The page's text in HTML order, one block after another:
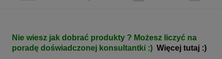
Nie wiesz jak dobrać produkty ? Możesz liczyć na
poradę doświadczonej konsultantki :) Więcej tutaj :)